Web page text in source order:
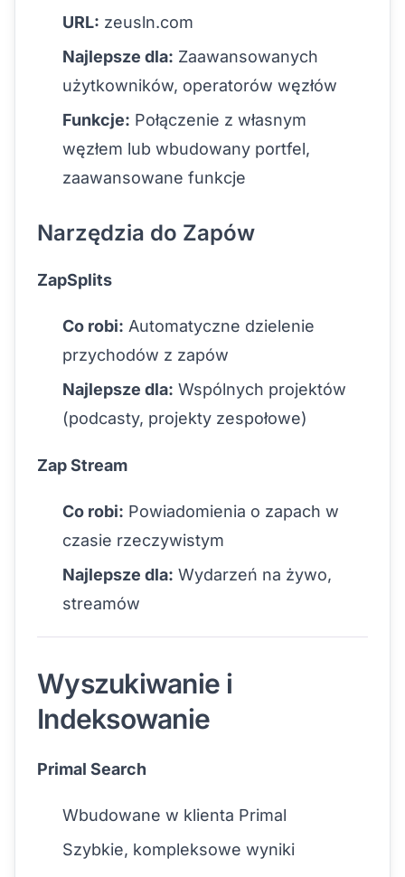
URL: zeusln.com
Najlepsze dla: Zaawansowanych
użytkowników, operatorów węzłów
Funkcje: Połączenie z własnym
węzłem lub wbudowany portfel,
zaawansowane funkcje
Narzędzia do Zapów
ZapSplits
Co robi: Automatyczne dzielenie
przychodów z zapów
Najlepsze dla: Wspólnych projektów
(podcasty, projekty zespołowe)
Zap Stream
Co robi: Powiadomienia o zapach w
czasie rzeczywistym
Najlepsze dla: Wydarzeń na żywo,
streamów
Wyszukiwanie i
Indeksowanie
Primal Search
Wbudowane w klienta Primal
Szybkie, kompleksowe wyniki